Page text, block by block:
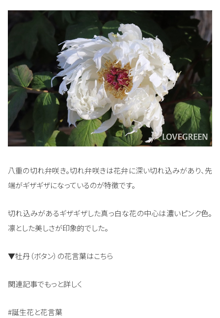
八重の切れ弁咲き。切れ弁咲きは花弁に深い切れ込みがあり、先
端がギザギザになっているのが特徴です。
切れ込みがあるギザギザした真っ白な花の中心は濃いピンク色。
凛とした美しさが印象的でした。
▼牡丹（ボタン）の花言葉はこちら
関連記事でもっと詳しく
#誕生花と花言葉